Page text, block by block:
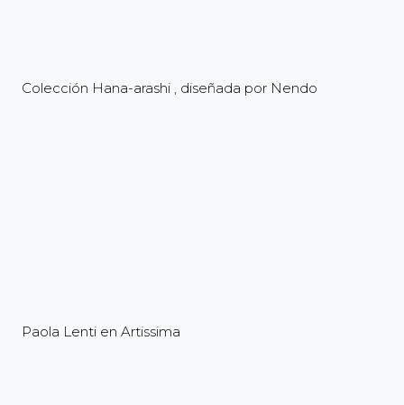
Colección Hana-arashi , diseñada por Nendo
Paola Lenti en Artissima